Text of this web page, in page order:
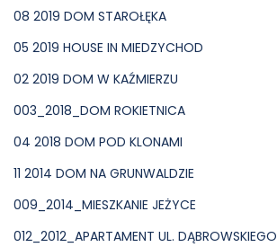
08 2019 DOM STAROŁĘKA
05 2019 HOUSE IN MIEDZYCHOD
02 2019 DOM W KAŹMIERZU
003_2018_DOM ROKIETNICA
04 2018 DOM POD KLONAMI
11 2014 DOM NA GRUNWALDZIE
009_2014_MIESZKANIE JEŻYCE
012_2012_APARTAMENT UL. DĄBROWSKIEGO